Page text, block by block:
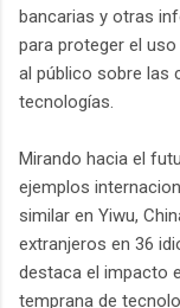
bancarias y otras
para proteger el
al público sobre las
tecnologías.
Mirando hacia el
ejemplos
similar en Yiwu,
extranjeros en 36
destaca el impacto
temprana de